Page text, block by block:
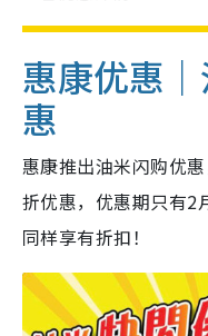
惠康优惠
惠
惠康推出油米闪购优
折优惠，优惠期只有2
同样享有折扣！